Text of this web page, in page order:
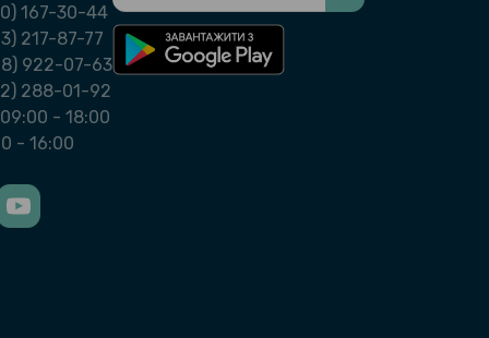
167-30-44
217-87-77
922-07-63
288-01-92
- 18:00
- 16:00